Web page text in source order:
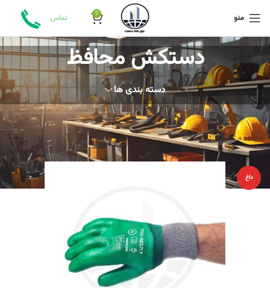
منو 0 تماس
دستکش محافظ
دسته بندی ها
خانه محصولات برچسب خورده “دستکش محافظ”
داغ